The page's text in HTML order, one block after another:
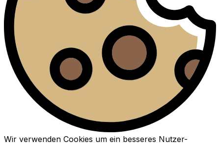
Wir verwenden Cookies um ein besseres Nutzer-